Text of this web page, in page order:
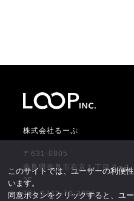
株式会社るーぷ
〒631-0805
奈良県奈良市右京１丁目３−４
2F
TEL.0742-70-3005
このサイトでは、ユーザーの利便
います。
同意ボタンをクリックすると、ユ